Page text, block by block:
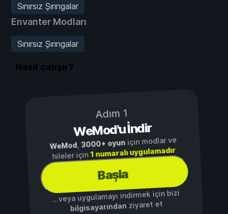
Sınırsız Şırıngalar
Envanter Modları
Sınırsız Şırıngalar
Nasıl çalışır?
Adım 1
WeMod'u İndir
WeMod,3000+ oyuniçin modlar ve
hileler için1 numaralı uygulamadır
Başla
...veya uygulamayı indirmek için bizi
bilgisayarından ziyaret et